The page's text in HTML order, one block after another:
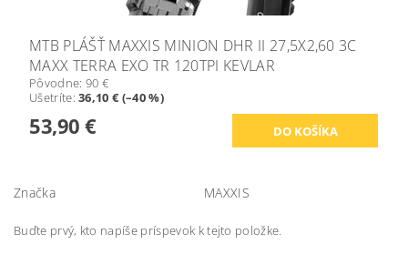
MTB PLÁŠŤ MAXXIS MINION DHR II 27,5X2,60 3C
MAXX TERRA EXO TR 120TPI KEVLAR
Pôvodne: 90 €
Ušetríte:36,10 € (–40 %)
53,90 €
Značka MAXXIS
Buďte prvý, kto napíše príspevok k tejto položke.